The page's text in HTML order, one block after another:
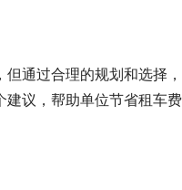
通过合理的规划和选择，
建议，帮助单位节省租车费